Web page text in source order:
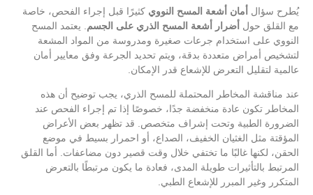
يُطرح سؤال أمان أشعة المسح النووي كثيرًا قبل إجراء الفحص، خاصة
مع القلق حول أضرار أشعة المسح الذري على الجسم
. يعتمد المسح
النووي على استخدام جرعات صغيرة ومدروسة من المواد المشعة
لتشخيص أمراض متعددة بدقة، ويتم تحديد الجرعة وفق معايير أمان
عالمية لتقليل التعرض للإشعاع قدر الإمكان.
عند مناقشة المخاطر المحتملة للمسح الذري، يجب توضيح أن هذه
المخاطر تكون عادة منخفضة جدًا، خصوصًا إذا تم إجراء الفحص عند
الضرورة الطبية وتحت إشراف متخصص. قد تظهر بعض الأعراض
المؤقتة مثل الغثيان الخفيف، الصداع، أو احمرار بسيط في موضع
الحقن، لكنها غالبًا ما تختفي خلال وقت قصير دون مضاعفات. أما القلق
المرتبط بالتأثيرات طويلة المدى، فعادة ما يكون مرتبطًا بالتعرض
المتكرر وغير المبرر للإشعاع الطبي.